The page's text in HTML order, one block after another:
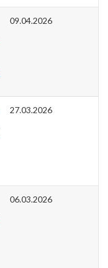
09.04.2026
27.03.2026
06.03.2026